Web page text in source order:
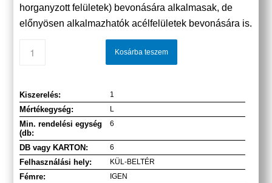
horganyzott felületek) bevonására alkalmasak, de
előnyösen alkalmazhatók acélfelületek bevonására is.
Kosárba teszem
Kiszerelés: 1
Mértékegység: L
Min. rendelési egység
(db:
6
DB vagy KARTON: 6
Felhasználási hely: KÜL-BELTÉR
Fémre: IGEN